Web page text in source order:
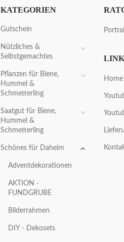
KATEGORIEN
Gutschein
Nützliches &
Selbstgemachtes
Pflanzen für Biene,
Hummel &
Schmetterling
Saatgut für Biene,
Hummel &
Schmetterling
Schönes für Daheim
Adventdekorationen
AKTION -
FUNDGRUBE
Bilderrahmen
DIY - Dekosets
Home